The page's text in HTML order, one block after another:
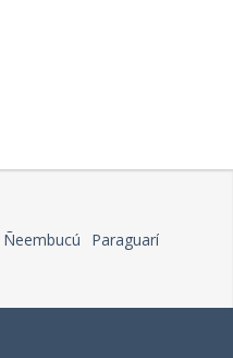
Ñeembucú
Paraguarí